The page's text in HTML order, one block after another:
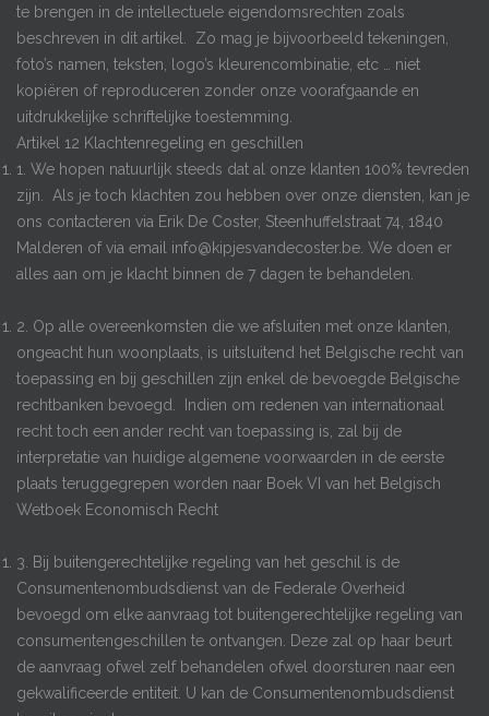
te brengen in de intellectuele eigendomsrechten zoals
beschreven in dit artikel. Zo mag je bijvoorbeeld tekeningen,
foto’s namen, teksten, logo’s kleurencombinatie, etc … niet
kopiëren of reproduceren zonder onze voorafgaande en
uitdrukkelijke schriftelijke toestemming.
Artikel 12 Klachtenregeling en geschillen
1. We hopen natuurlijk steeds dat al onze klanten 100% tevreden
zijn. Als je toch klachten zou hebben over onze diensten, kan je
ons contacteren via Erik De Coster, Steenhuffelstraat 74, 1840
Malderen of via email info@kipjesvandecoster.be. We doen er
alles aan om je klacht binnen de 7 dagen te behandelen.
2. Op alle overeenkomsten die we afsluiten met onze klanten,
ongeacht hun woonplaats, is uitsluitend het Belgische recht van
toepassing en bij geschillen zijn enkel de bevoegde Belgische
rechtbanken bevoegd. Indien om redenen van internationaal
recht toch een ander recht van toepassing is, zal bij de
interpretatie van huidige algemene voorwaarden in de eerste
plaats teruggegrepen worden naar Boek VI van het Belgisch
Wetboek Economisch Recht
3. Bij buitengerechtelijke regeling van het geschil is de
Consumentenombudsdienst van de Federale Overheid
bevoegd om elke aanvraag tot buitengerechtelijke regeling van
consumentengeschillen te ontvangen. Deze zal op haar beurt
de aanvraag ofwel zelf behandelen ofwel doorsturen naar een
gekwalificeerde entiteit. U kan de Consumentenombudsdienst